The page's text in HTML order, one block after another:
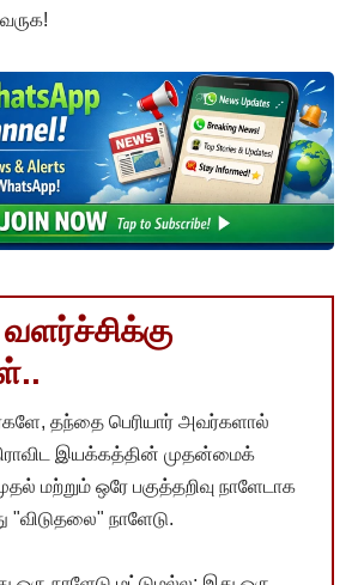
தந்தை பெரியார் அவர்களால்
இயக்கத்தின் முதன்மைக்
மற்றும் ஒரே பகுத்தறிவு நாளேடாக
"விடுதலை" நாளேடு.